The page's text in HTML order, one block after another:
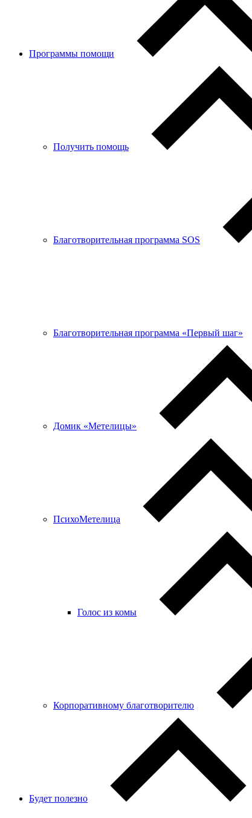
Программы помощи
Получить помощь
Благотворительная программа SOS
Благотворительная программа «Первый шаг»
Домик «Метелицы»
ПсихоМетелица
Голос из комы
Корпоративному благотворителю
Будет полезно